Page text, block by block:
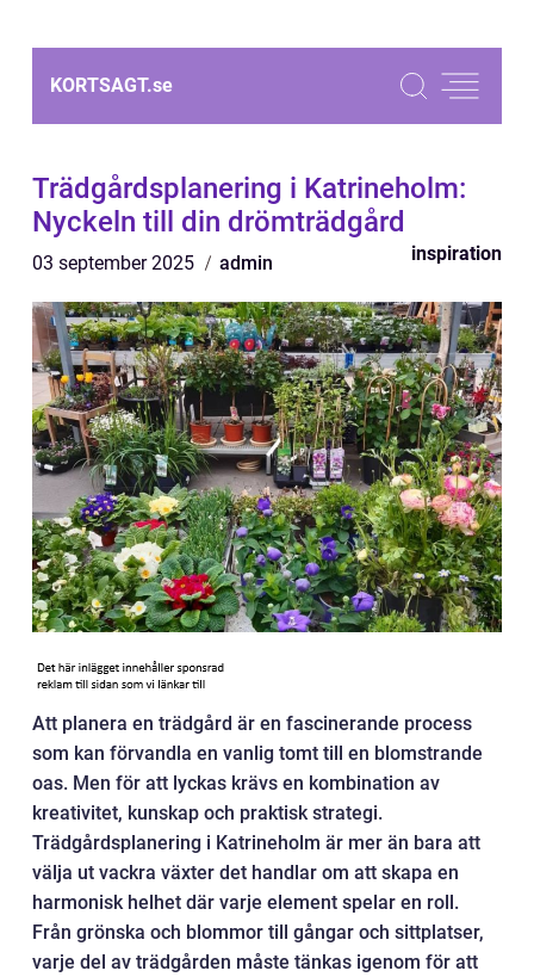
KORTSAGT.se
Trädgårdsplanering i Katrineholm:
Nyckeln till din drömträdgård
03 september 2025 admin inspiration
Att planera en trädgård är en fascinerande process
som kan förvandla en vanlig tomt till en blomstrande
oas. Men för att lyckas krävs en kombination av
kreativitet, kunskap och praktisk strategi.
Trädgårdsplanering i Katrineholm är mer än bara att
välja ut vackra växter det handlar om att skapa en
harmonisk helhet där varje element spelar en roll.
Från grönska och blommor till gångar och sittplatser,
varje del av trädgården måste tänkas igenom för att